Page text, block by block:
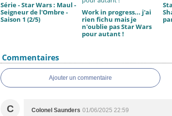
Série - Star Wars : Maul -
Seigneur de l'Ombre -
Saison 1 (2/5)
Work in progress... j'ai
rien fichu mais je
n'oublie pas Star Wars
pour autant !
Commentaires
Ajouter un commentaire
C Colonel Saunders 01/06/2025 22:59